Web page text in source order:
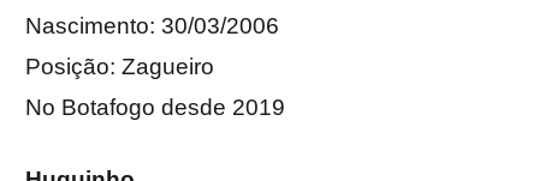
Nascimento: 30/03/2006
Posição: Zagueiro
No Botafogo desde 2019